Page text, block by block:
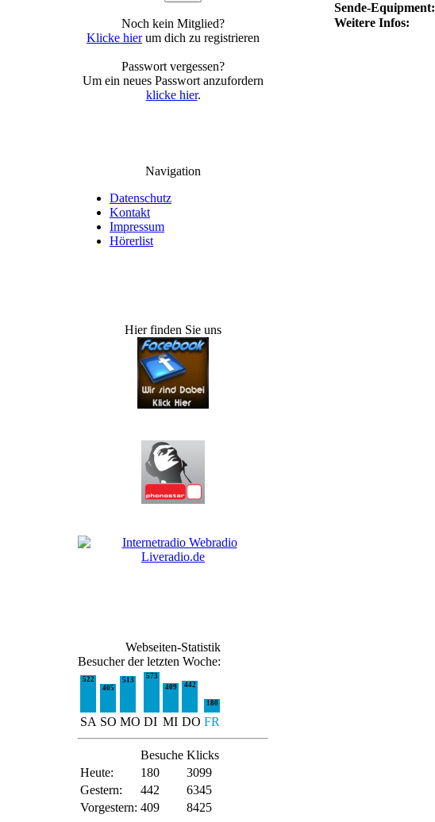
Noch kein Mitglied?
Klicke hierum dich zu registrieren
Passwort vergessen?
Um ein neues Passwort anzufordern
klicke hier.
Navigation
Datenschutz
Kontakt
Impressum
Hörerlist
Hier finden Sie uns
Webseiten-Statistik
Besucher der letzten Woche:
522
405
513
573
409
442
180
SA SO MO DI MI DO FR
Besuche Klicks
Heute:
180
3099
Gestern:
442
6345
Vorgestern: 409 8425
Sende-Equipment:
Weitere Infos: